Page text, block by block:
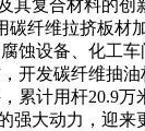
复合材料的
纤维拉挤板
设备、化工
发碳纤维抽
计用杆20.9
动力，迎来